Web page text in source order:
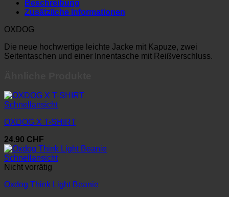
Beschreibung
Zusätzliche Informationen
OXDOG
Die neue hochwertige leichte Jacke mit Kapuze, zwei
Seitentaschen und einer Innentasche mit Reißverschluss.
Schnellansicht
OXDOG X T-SHIRT
24.90 CHF
Schnellansicht
Nicht vorrätig
Oxdog Think Light Beanie